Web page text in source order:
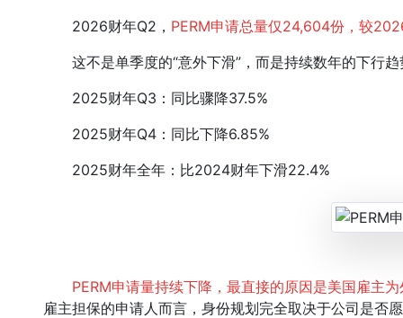
2026财年Q2， PERM申请总量仅24,604份，较
这不是单季度的“意外下滑”，而是持续数年的下行趋
2025财年Q3：同比骤降37.5%
2025财年Q4：同比下降6.85%
2025财年全年：比2024财年下滑22.4%
PERM申请量持续下降，最直接的原因是美国雇主
雇主担保的申请人而言，身份规划完全取决于公司是否